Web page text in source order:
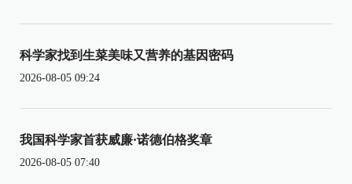
科学家找到生菜美味又营养的基因密码
2026-08-05 09:24
我国科学家首获威廉·诺德伯格奖章
2026-08-05 07:40